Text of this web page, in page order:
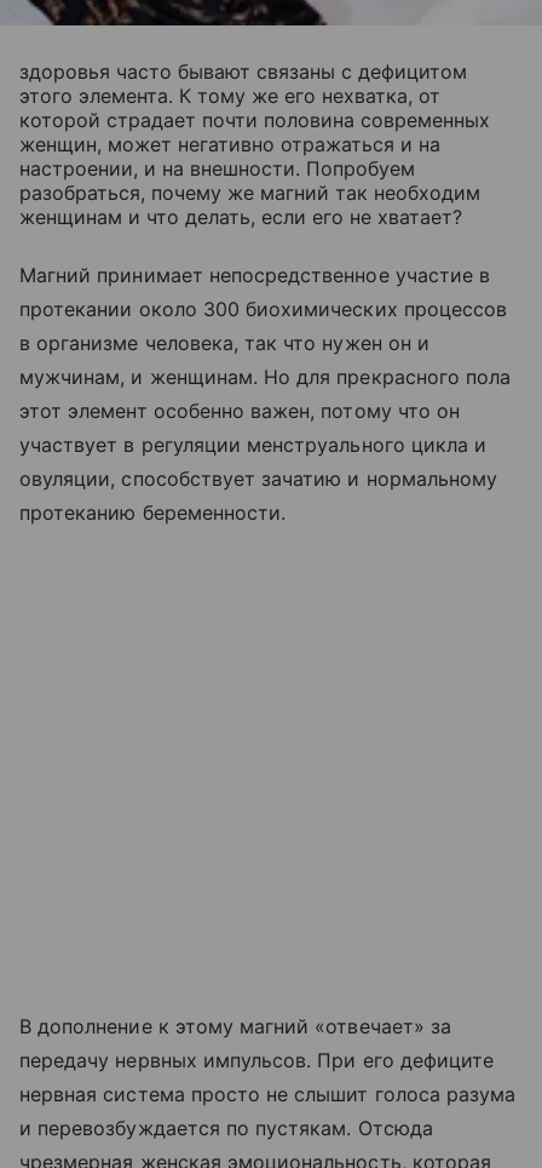
здоровья часто бывают связаны с дефицитом
этого элемента. К тому же его нехватка, от
которой страдает почти половина современных
женщин, может негативно отражаться и на
настроении, и на внешности. Попробуем
разобраться, почему же магний так необходим
женщинам и что делать, если его не хватает?
Магний принимает непосредственное участие в
протекании около 300 биохимических процессов
в организме человека, так что нужен он и
мужчинам, и женщинам. Но для прекрасного пола
этот элемент особенно важен, потому что он
участвует в регуляции менструального цикла и
овуляции, способствует зачатию и нормальному
протеканию беременности.
В дополнение к этому магний «отвечает» за
передачу нервных импульсов. При его дефиците
нервная система просто не слышит голоса разума
и перевозбуждается по пустякам. Отсюда
чрезмерная женская эмоциональность, которая